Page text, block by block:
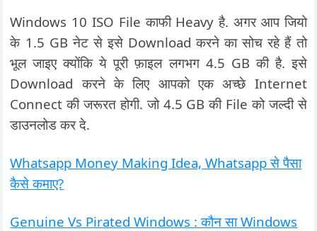
Windows 10 ISO File काफी Heavy है. अगर आप जियो
के 1.5 GB नेट से इसे Download करने का सोच रहे हैं तो
भूल जाइए क्योंकि ये पूरी फ़ाइल लगभग 4.5 GB की है. इसे
Download करने के लिए आपको एक अच्छे Internet
Connect की जरूरत होगी. जो 4.5 GB की File को जल्दी से
डाउनलोड कर दे.
Whatsapp Money Making Idea, Whatsapp से पैसा
कैसे कमाए?
Genuine Vs Pirated Windows : कौन सा Windows